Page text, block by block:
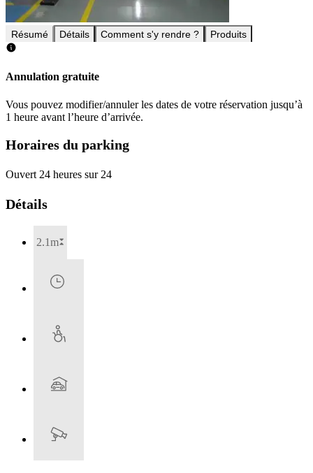
Résumé Détails Comment s'y rendre ? Produits
Annulation gratuite
Vous pouvez modifier/annuler les dates de votre réservation jusqu’à
1 heure avant l’heure d’arrivée.
Horaires du parking
Ouvert 24 heures sur 24
Détails
2.1m